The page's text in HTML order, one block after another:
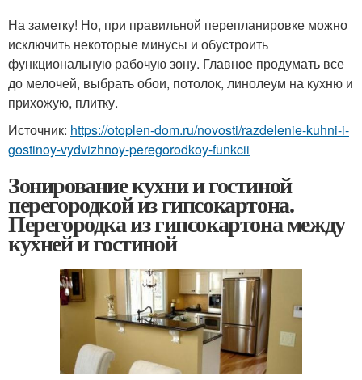
На заметку! Но, при правильной перепланировке можно
исключить некоторые минусы и обустроить
функциональную рабочую зону. Главное продумать все
до мелочей, выбрать обои, потолок, линолеум на кухню и
прихожую, плитку.
Источник: https://otoplen-dom.ru/novosti/razdelenie-kuhni-i-
gostinoy-vydvizhnoy-peregorodkoy-funkcii
Зонирование кухни и гостиной
перегородкой из гипсокартона.
Перегородка из гипсокартона между
кухней и гостиной